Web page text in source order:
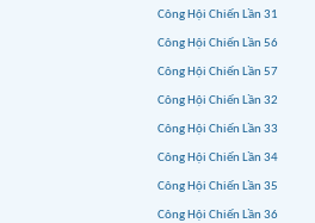
Công Hội Chiến Lần 31
Công Hội Chiến Lần 56
Công Hội Chiến Lần 57
Công Hội Chiến Lần 32
Công Hội Chiến Lần 33
Công Hội Chiến Lần 34
Công Hội Chiến Lần 35
Công Hội Chiến Lần 36